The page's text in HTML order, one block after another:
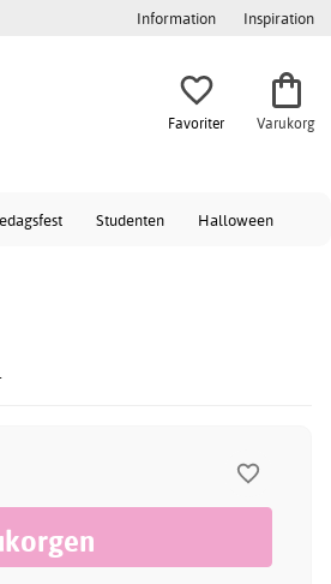
Information Inspiration
Favoriter Varukorg
Studenten Halloween